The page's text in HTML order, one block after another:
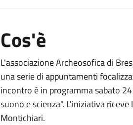
Cos'è
L'associazione Archeosofica di
una serie di appuntamenti
incontro è in programma sabato
suono e scienza". L'iniziativa
Montichiari.